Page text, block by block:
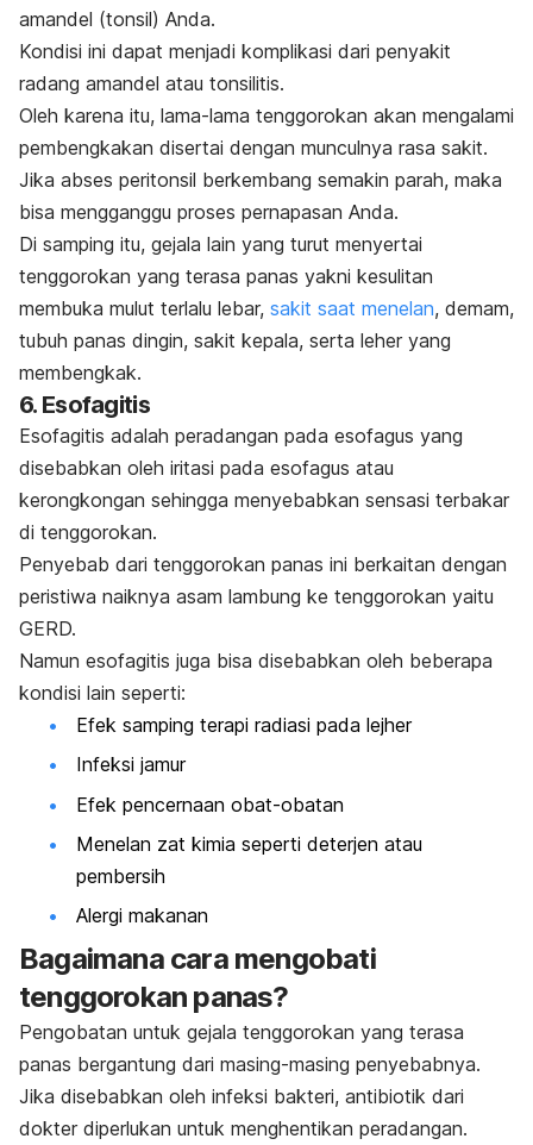
amandel (tonsil) Anda.
Kondisi ini dapat menjadi komplikasi dari penyakit
radang amandel atau tonsilitis.
Oleh karena itu, lama-lama tenggorokan akan mengalami
pembengkakan disertai dengan munculnya rasa sakit.
Jika abses peritonsil berkembang semakin parah, maka
bisa mengganggu proses pernapasan Anda.
Di samping itu, gejala lain yang turut menyertai
tenggorokan yang terasa panas yakni kesulitan
membuka mulut terlalu lebar, sakit saat menelan, demam,
tubuh panas dingin, sakit kepala, serta leher yang
membengkak.
6. Esofagitis
Esofagitis adalah peradangan pada esofagus yang
disebabkan oleh iritasi pada esofagus atau
kerongkongan sehingga menyebabkan sensasi terbakar
di tenggorokan.
Penyebab dari tenggorokan panas ini berkaitan dengan
peristiwa naiknya asam lambung ke tenggorokan yaitu
GERD.
Namun esofagitis juga bisa disebabkan oleh beberapa
kondisi lain seperti:
Efek samping terapi radiasi pada lejher
Infeksi jamur
Efek pencernaan obat-obatan
Menelan zat kimia seperti deterjen atau
pembersih
Alergi makanan
Bagaimana cara mengobati
tenggorokan panas?
Pengobatan untuk gejala tenggorokan yang terasa
panas bergantung dari masing-masing penyebabnya.
Jika disebabkan oleh infeksi bakteri, antibiotik dari
dokter diperlukan untuk menghentikan peradangan.